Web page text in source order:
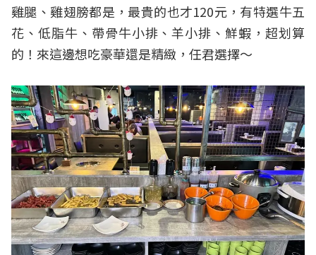
雞腿、雞翅膀都是，最貴的也才120元，有特選牛五
花、低脂牛、帶骨牛小排、羊小排、鮮蝦，超划算
的！來這邊想吃豪華還是精緻，任君選擇～